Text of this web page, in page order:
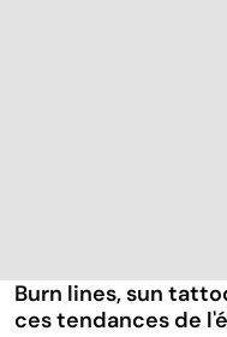
Burn lines, sun
ces tendances de